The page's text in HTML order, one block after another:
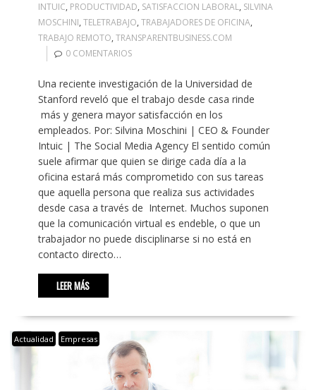
INTUIC, PRODUCTIVIDAD, SATISFACCION LABORAL, SILVINA
MOSCHINI, TELETRABAJO, TRABAJADORES DE OFICINA,
TRABAJO REMOTO, TRANSPARENTBUSINESS.COM
0 COMENTARIOS
Una reciente investigación de la Universidad de
Stanford reveló que el trabajo desde casa rinde
más y genera mayor satisfacción en los
empleados. Por: Silvina Moschini | CEO & Founder
Intuic | The Social Media Agency El sentido común
suele afirmar que quien se dirige cada día a la
oficina estará más comprometido con sus tareas
que aquella persona que realiza sus actividades
desde casa a través de Internet. Muchos suponen
que la comunicación virtual es endeble, o que un
trabajador no puede disciplinarse si no está en
contacto directo…
LEER MÁS
Actualidad Empresas